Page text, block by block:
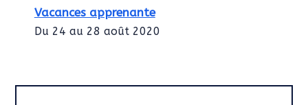
Vacances apprenante
Du 24 au 28 août 2020
Rentrée 2020